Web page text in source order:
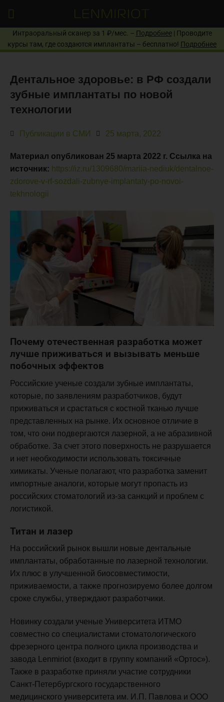
Интраоральный сканер за 1 ₽/мес. – Подробнее| Проводите
курсы там, где создаются имплантаты – бесплатно! Подробнее
Дентальное здоровье: в РФ создали
зубные имплантаты по новой
технологии
Публикации в СМИ 25 марта, 2022
Материал опубликован 25 марта 2022 г. Ссылка на
источник: https://iz.ru/1309680/mariia-nediuk/dentalnoe-
zdorove-v-rf-sozdali-zubnye-implantaty-po-novoi-
tekhnologii
Почему отечественная разработка может
лучше приживаться и вызывать меньше
побочных эффектов
Российские ученые создали зубные имплантаты,
которые, по заявлениям разработчиков, будут
приживаться и срастаться с костной тканью лучше
представленных на рынке. Их основное отличие в
том, что они подвергаются лазерной, а не абразивной
обработке. За счет этого поверхность не разрушается
и нет необходимости использовать токсичные
химикаты. Ученые полагают, что разработка заменит
импортные аналоги, которые могут пропасть из
российских стоматологий из-за санкций и проблем с
логистикой.
Титан и лазер
На российский рынок вышли новые дентальные
имплантаты, обработанные по лазерной технологии.
Их плюс в улучшенной биосовместимости,
приживаемости, а также прогнозируемо более долгом
сроке службы, утверждают разработчики.
Новинку создали ученые Университета ИТМО
совместно со специалистами стоматологического
фрезерного центра полного цикла производства и
завода Lenmiriot (входит в группу компаний «Ортос»).
Также в разработке приняли участие сотрудники
Санкт-Петербургского государственного
медицинского университета им. И.П. Павлова и ООО